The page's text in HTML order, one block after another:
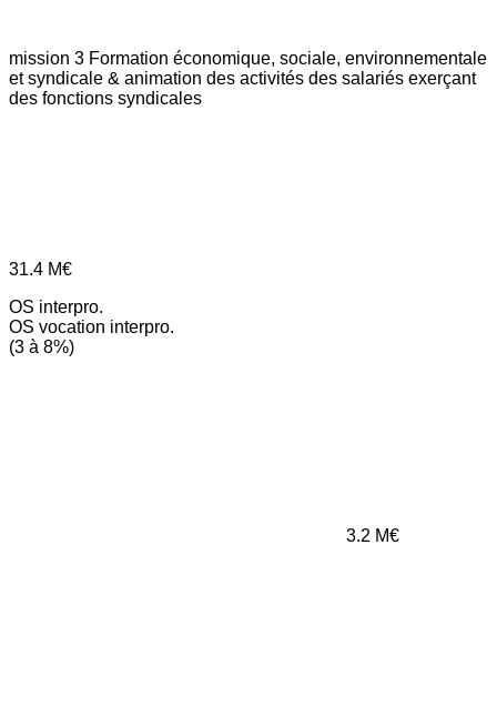
mission 3 Formation économique, sociale, environnementale
et syndicale & animation des activités des salariés exerçant
des fonctions syndicales
31.4 M€
OS interpro.
OS vocation interpro.
(3 à 8%)
3.2 M€